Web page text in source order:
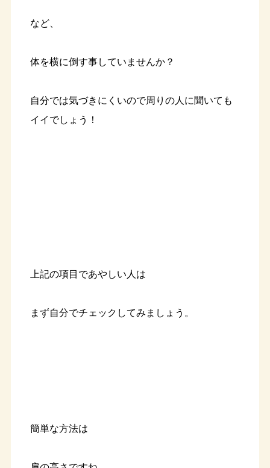
など、
体を横に倒す事していませんか？
自分では気づきにくいので周りの人に聞いても
イイでしょう！
上記の項目であやしい人は
まず自分でチェックしてみましょう。
簡単な方法は